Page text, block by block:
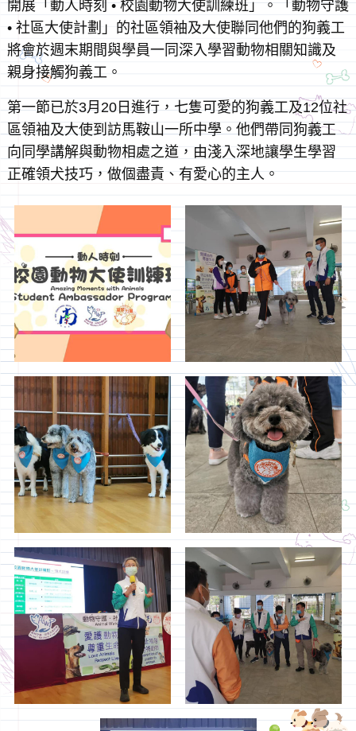
開展「動人時刻 • 校園動物大使訓練班」。「動物守護
• 社區大使計劃」的社區領袖及大使聯同他們的狗義工
將會於週末期間與學員一同深入學習動物相關知識及
親身接觸狗義工。
第一節已於3月20日進行，七隻可愛的狗義工及12位社
區領袖及大使到訪馬鞍山一所中學。他們帶同狗義工
向同學講解與動物相處之道，由淺入深地讓學生學習
正確領犬技巧，做個盡責、有愛心的主人。